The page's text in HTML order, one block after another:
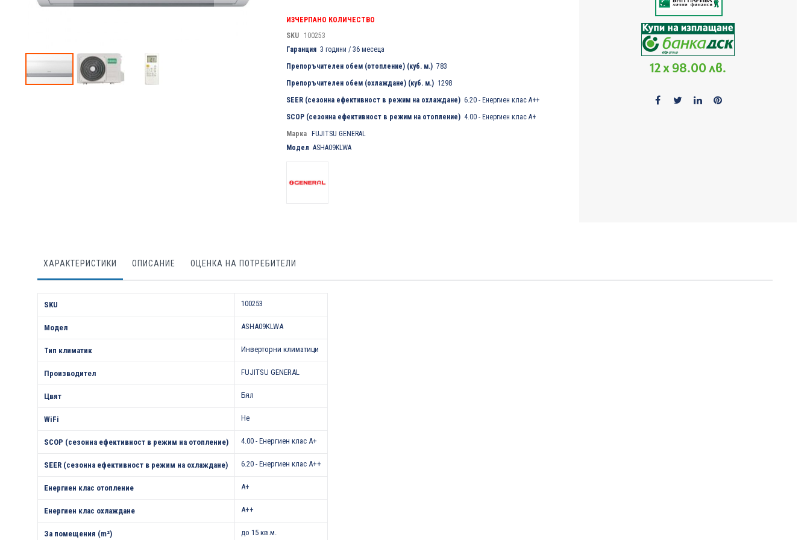
ИЗЧЕРПАНО КОЛИЧЕСТВО
SKU
100253
Гаранция 3 години / 36 месеца
Препоръчителен обем (отопление) (куб. м.) 783
Препоръчителен обем (охлаждане) (куб. м.) 1298
SEER (сезонна ефективност в режим на охлаждане) 6.20 - Енергиен клас А++
SCOP (сезонна ефективност в режим на отопление) 4.00 - Енергиен клас А+
Марка FUJITSU GENERAL
Модел ASHA09KLWA
12 x 98.00 лв.
ХАРАКТЕРИСТИКИ ОПИСАНИЕ ОЦЕНКА НА ПОТРЕБИТЕЛИ
SKU
100253
Модел ASHA09KLWA
Тип климатик Инверторни климатици
Производител FUJITSU GENERAL
Цвят Бял
WiFi Не
SCOP (сезонна ефективност в режим на отопление) 4.00 - Енергиен клас А+
SEER (сезонна ефективност в режим на охлаждане) 6.20 - Енергиен клас А++
Енергиен клас отопление A+
Енергиен клас охлаждане A++
За помещения (m²) до 15 кв.м.